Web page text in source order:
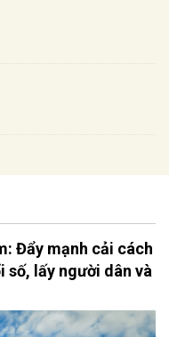
Đẩy mạnh cải cách
số, lấy người dân và